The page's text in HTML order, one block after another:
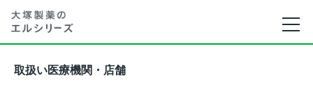
取扱い医療機関・店舗